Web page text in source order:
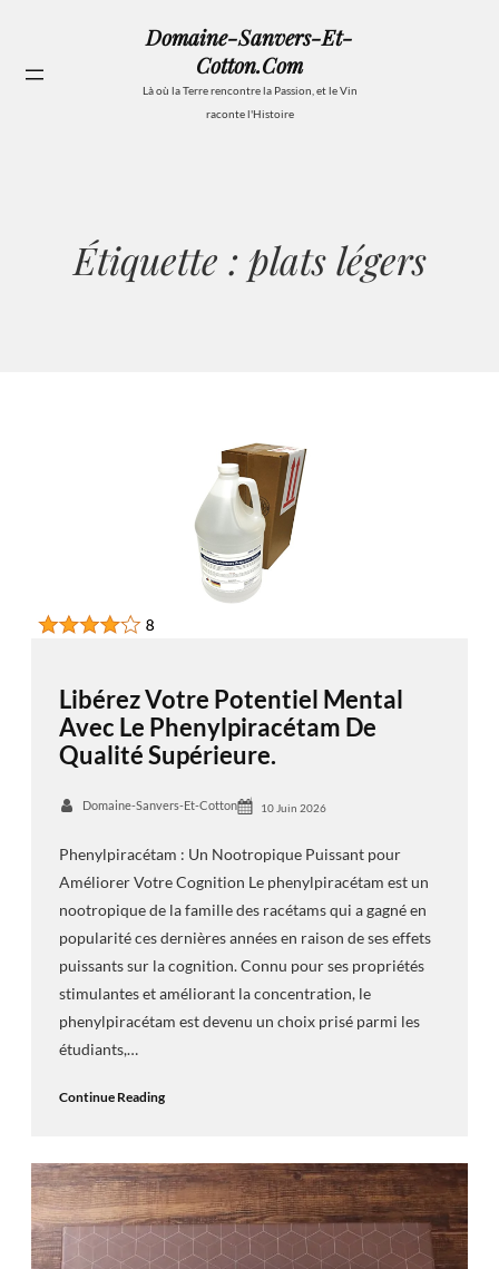
contenu
Domaine-Sanvers-Et-
Cotton.com
Là où la Terre rencontre la Passion, et le Vin
raconte l'Histoire
Étiquette : plats légers
Libérez Votre Potentiel Mental
Avec Le Phenylpiracétam De
Qualité Supérieure.
Domaine-Sanvers-Et-Cotton 10 Juin 2026
Phenylpiracétam : Un Nootropique Puissant pour
Améliorer Votre Cognition Le phenylpiracétam est un
nootropique de la famille des racétams qui a gagné en
popularité ces dernières années en raison de ses effets
puissants sur la cognition. Connu pour ses propriétés
stimulantes et améliorant la concentration, le
phenylpiracétam est devenu un choix prisé parmi les
étudiants,…
Continue Reading